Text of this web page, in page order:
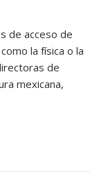
de acceso de
la física o la
de
mexicana,